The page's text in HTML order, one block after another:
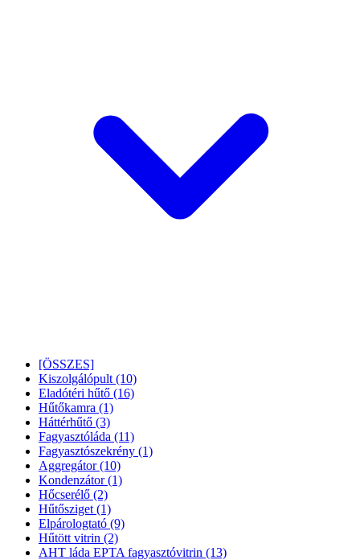
[ÖSSZES]
Kiszolgálópult (10)
Eladótéri hűtő (16)
Hűtőkamra (1)
Háttérhűtő (3)
Fagyasztóláda (11)
Fagyasztószekrény (1)
Aggregátor (10)
Kondenzátor (1)
Hőcserélő (2)
Hűtősziget (1)
Elpárologtató (9)
Hűtött vitrin (2)
AHT láda EPTA fagyasztóvitrin (13)